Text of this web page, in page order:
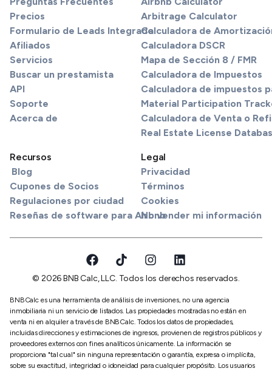
Precios
Formulario de Leads Integrado
Afiliados
Servicios
Buscar un prestamista
API
Soporte
Acerca de
Arbitrage Calculator
Calculadora de
Calculadora DSCR
Mapa de Sección 8 / FMR
Calculadora de Impuestos
Calculadora de impuestos
Material Participation
Calculadora de Venta o
Real Estate License
Recursos
Blog
Cupones de Socios
Regulaciones por ciudad
Reseñas de software para Airbnb
Legal
Privacidad
Términos
Cookies
No vender mi información
© 2026 BNB Calc, LLC. Todos los derechos reservados.
BNBCalc es una herramienta de análisis de inversiones, no una agencia
inmobiliaria ni un servicio de listados. Las propiedades mostradas no están en
venta ni en alquiler a través de BNBCalc. Todos los datos de propiedades,
incluidas direcciones y estimaciones de ingresos, provienen de registros públicos y
proveedores externos con fines analíticos únicamente. La información se
proporciona "tal cual" sin ninguna representación o garantía, expresa o implícita,
sobre su exactitud, integridad o idoneidad para cualquier propósito. Los usuarios